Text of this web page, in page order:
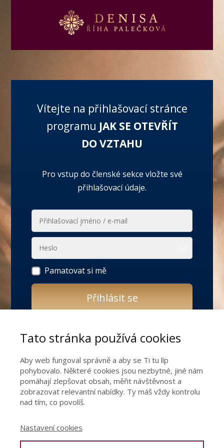
Vítejte na přihlašovací stránce
programu JAK SE OTEVŘÍT
DO VZTAHU
Pro vstup do členské sekce vložte své
přihlašovací údaje.
Pamatovat si mě
Přihlásit se
online programu pro ženy JAK SE OTEVŘÍT
DO VZTAHU?
Rozkveť naplno do nového vztahu!
Získat přístup do programu
Tato stránka používá cookies
Aby web fungoval správně a aby se Ti tu líp
pohybovalo. Některé cookies jsou nezbytné, jiné nám
pomáhají zlepšovat obsah, měřit návštěvnost a
zobrazovat relevantní nabídky. Ty máš vždy kontrolu
nad tím, co povolíš.
Nastavení cookies